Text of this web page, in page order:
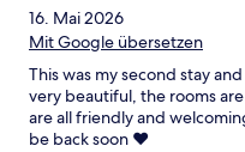
16. Mai 2026
Mit Google übersetzen
This was my second stay
very beautiful, the rooms
are all friendly and
be back soon ❤️